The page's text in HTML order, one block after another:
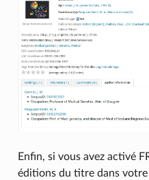
Enfin, si vous avez activé
éditions du titre dans